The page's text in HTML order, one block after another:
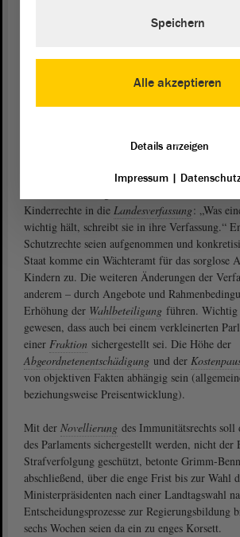
kürzlich verstorbenen früheren Landesvater
Beratungen des Landtags in der damaligen
betrachtete. Die Parlamentsreform habe eine
Bedeutung für die Zukunft des Landes,
Abgeordnete. Es müsse darum gehen, die
Reform in den Fokus zu rücken, denn man habe
Kinderrechte in die Landesverfassung: „Was
wichtig hält, schreibt sie in ihre Verfassung.“
Schutzrechte seien aufgenommen und
Staat komme ein Wächteramt für das sorglose
Kindern zu. Die weiteren Änderungen der
anderem – durch Angebote und
Erhöhung der Wahlbeteiligung führen. Wichtig
gewesen, dass auch bei einem verkleinerten
einer Fraktion sichergestellt sei. Die Höhe der
Abgeordnetenentschädigung und der
von objektiven Fakten abhängig sein
beziehungsweise Preisentwicklung).
Mit der Novellierung des Immunitätsrechts
des Parlaments sichergestellt werden, nicht
Strafverfolgung geschützt, betonte Grimm-
abschließend, über die enge Frist bis zur Wahl
Ministerpräsidenten nach einer Landtagswahl
Entscheidungsprozesse zur Regierungsbildung
sechs Wochen seien da ein zu enges Korsett.
Alle akzeptieren
Speichern
Details anzeigen
Impressum|